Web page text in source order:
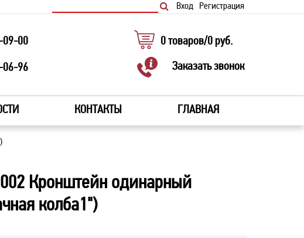
Вход Регистрация
09-00
06-96
0 товаров/0 руб.
Заказать звонок
КОНТАКТЫ ГЛАВНАЯ
Кронштейн одинарный
колба1")